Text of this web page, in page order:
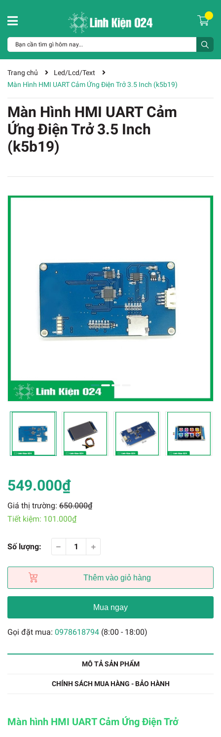
Trang chủ
Led/Lcd/Text
Màn Hình HMI UART Cảm Ứng Điện Trở 3.5 Inch (k5b19)
Màn Hình HMI UART Cảm
Ứng Điện Trở 3.5 Inch
(k5b19)
549.000₫
Giá thị trường: 650.000₫
Tiết kiệm: 101.000₫
Số lượng:
Thêm vào giỏ hàng
Mua ngay
Gọi đặt mua: 0978618794 (8:00 - 18:00)
MÔ TẢ SẢN PHẨM
CHÍNH SÁCH MUA HÀNG - BẢO HÀNH
Màn hình HMI UART Cảm Ứng Điện Trở